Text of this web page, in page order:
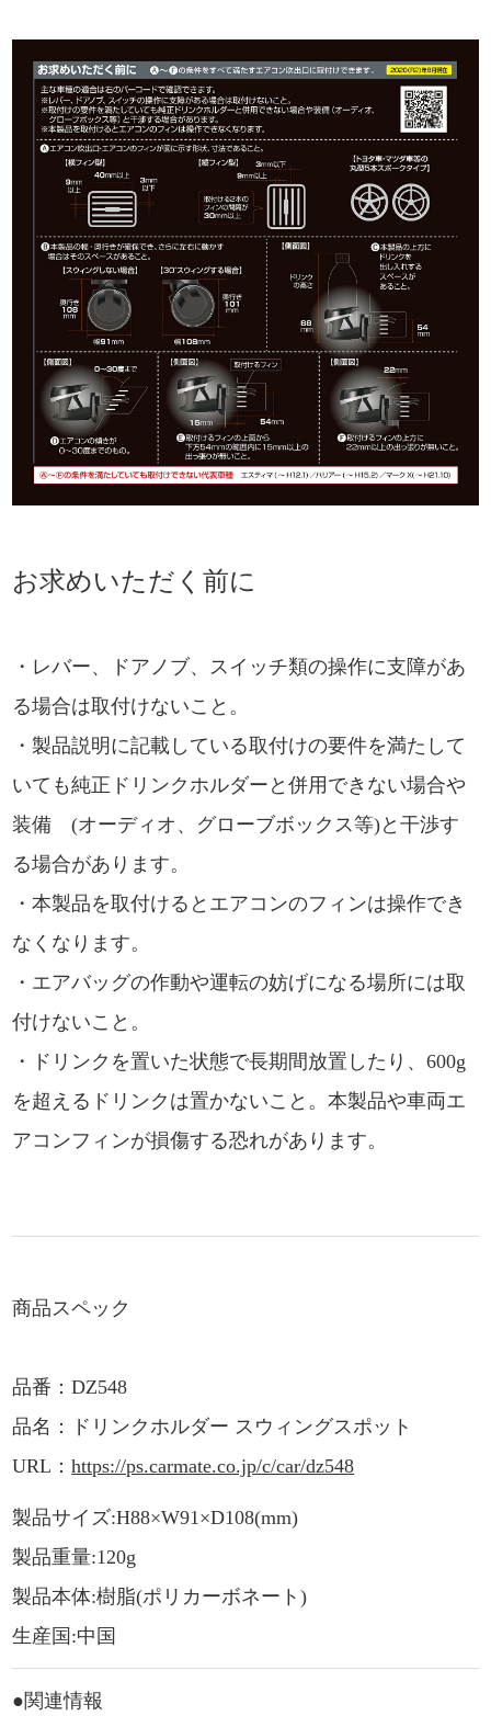
お求めいただく前に
・レバー、ドアノブ、スイッチ類の操作に支障があ
る場合は取付けないこと。
・製品説明に記載している取付けの要件を満たして
いても純正ドリンクホルダーと併用できない場合や
装備 (オーディオ、グローブボックス等)と干渉す
る場合があります。
・本製品を取付けるとエアコンのフィンは操作でき
なくなります。
・エアバッグの作動や運転の妨げになる場所には取
付けないこと。
・ドリンクを置いた状態で長期間放置したり、600g
を超えるドリンクは置かないこと。本製品や車両エ
アコンフィンが損傷する恐れがあります。
商品スペック
品番：DZ548
品名：ドリンクホルダー スウィングスポット
URL：https://ps.carmate.co.jp/c/car/dz548
製品サイズ:H88×W91×D108(mm)
製品重量:120g
製品本体:樹脂(ポリカーボネート)
生産国:中国
●関連情報